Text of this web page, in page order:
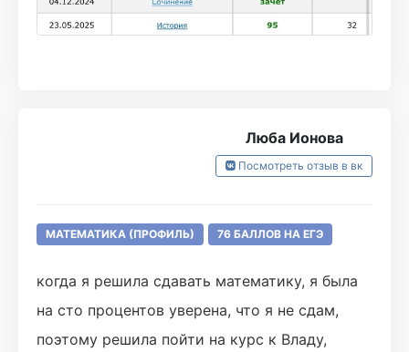
отвечали и помогали разобраться). В группе
курса отвечают почти сразу, что очень
спасибо Роме и всей команде Турбо 💞
Люба Ионова
Посмотреть отзыв в вк
МАТЕМАТИКА (ПРОФИЛЬ) 76 БАЛЛОВ НА ЕГЭ
когда я решила сдавать математику, я была
на сто процентов уверена, что я не сдам,
поэтому решила пойти на курс к Владу,